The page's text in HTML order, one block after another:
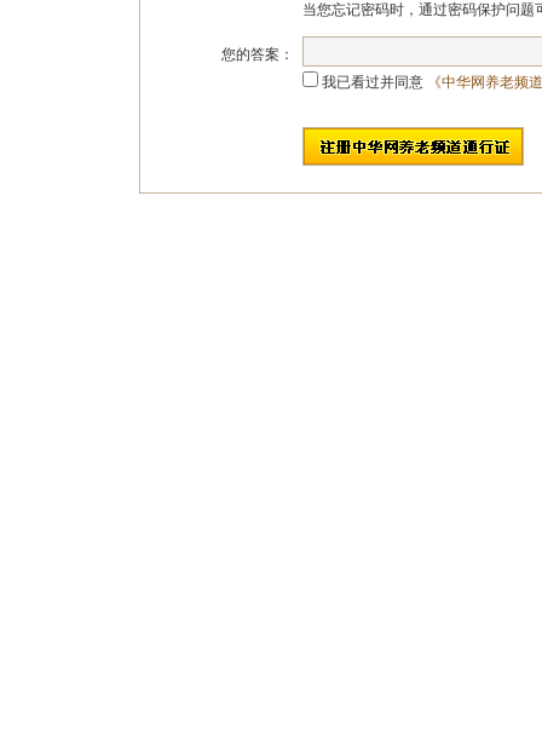
当您忘记密码时，通过密码保护问题
您的答案：
我已看过并同意
《中华网养老频